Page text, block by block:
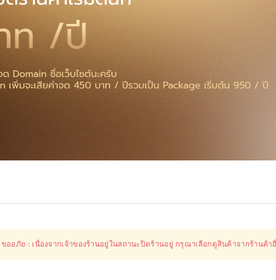
ขออภัย : เนื่องจากเจ้าของร้านอยู่ในสถานะปิดร้านอยู่ กรุณาเลือกดูสินค้าจากร้านค้า